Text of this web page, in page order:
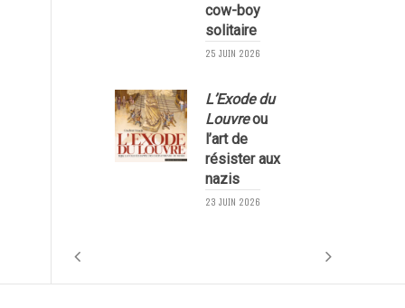
cow-boy
solitaire
25 JUIN 2026
L’Exode du
Louvreou
l’art de
résister aux
nazis
23 JUIN 2026